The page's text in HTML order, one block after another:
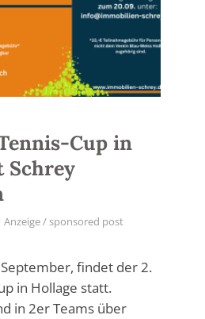
Cup in
Schrey
Anzeige / sponsored post
findet der 2.
in Hollage statt.
in 2er Teams über